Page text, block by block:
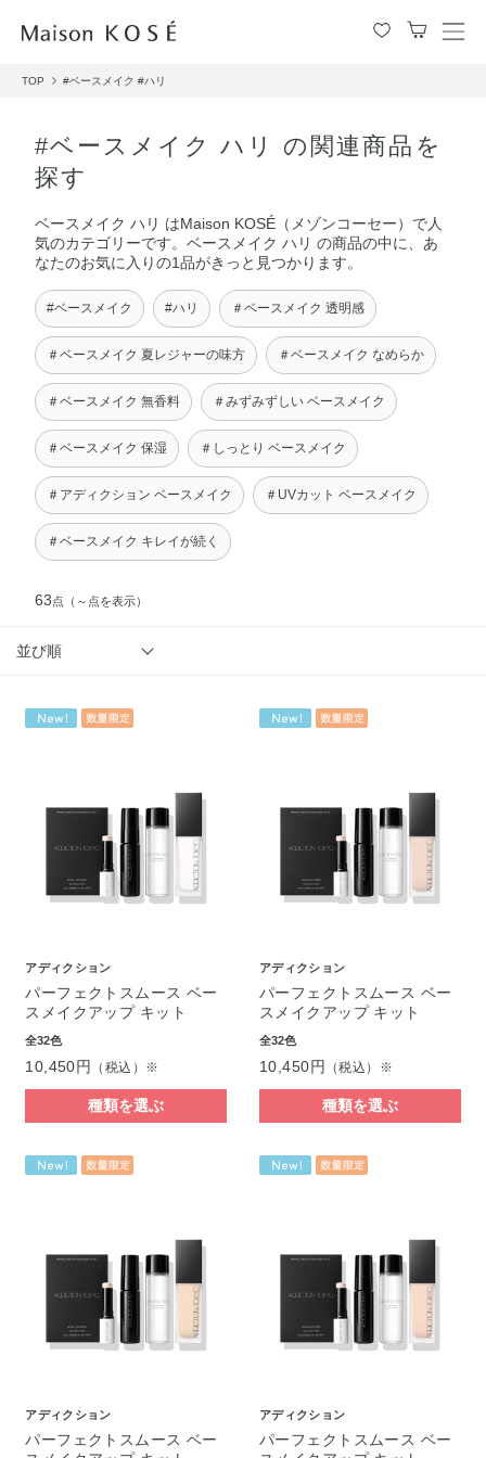
メ
TOP #ベースメイク #ハリ
#ベースメイク ハリ の関連商品を
探す
ベースメイク ハリ はMaison KOSÉ（メゾンコーセー）で人
気のカテゴリーです。ベースメイク ハリ の商品の中に、あ
なたのお気に入りの1品がきっと見つかります。
#ベースメイク #ハリ ＃ベースメイク 透明感
＃ベースメイク 夏レジャーの味方 ＃ベースメイク なめらか
＃ベースメイク 無香料 ＃みずみずしい ベースメイク
＃ベースメイク 保湿 ＃しっとり ベースメイク
＃アディクション ベースメイク ＃UVカット ベースメイク
＃ベースメイク キレイが続く
63点 （～点を表示）
並び順
アディクション
パーフェクトスムース ベー
スメイクアップ キット
全32色
10,450円 （税込）※
種類を選ぶ
アディクション
パーフェクトスムース ベー
スメイクアップ キット
全32色
10,450円 （税込）※
種類を選ぶ
アディクション
パーフェクトスムース ベー
アディクション
パーフェクトスムース ベー